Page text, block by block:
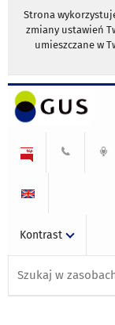
Strona
zmiany ustawień
umieszczane w
Kontrast